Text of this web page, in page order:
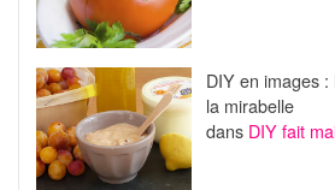
DIY en images
la mirabelle
dans DIY fait